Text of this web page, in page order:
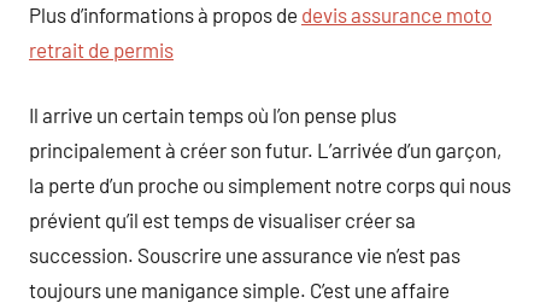
Plus d’informations à propos de devis assurance moto
retrait de permis
Il arrive un certain temps où l’on pense plus
principalement à créer son futur. L’arrivée d’un garçon,
la perte d’un proche ou simplement notre corps qui nous
prévient qu’il est temps de visualiser créer sa
succession. Souscrire une assurance vie n’est pas
toujours une manigance simple. C’est une affaire